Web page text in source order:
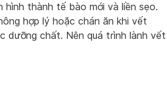
thành tế bào mới và liền sẹo.
hợp lý hoặc chán ăn khi vết
dưỡng chất. Nên quá trình lành vết